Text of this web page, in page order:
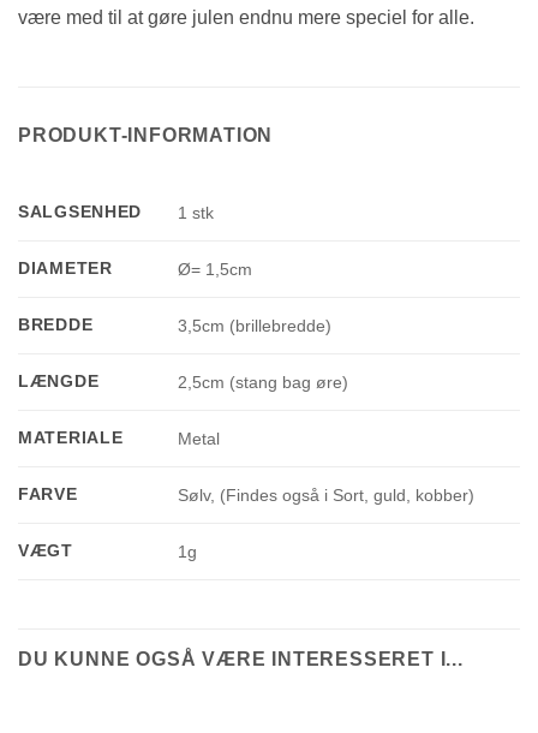
være med til at gøre julen endnu mere speciel for alle.
PRODUKT-INFORMATION
SALGSENHED 1 stk
DIAMETER Ø= 1,5cm
BREDDE 3,5cm (brillebredde)
LÆNGDE 2,5cm (stang bag øre)
MATERIALE Metal
FARVE Sølv, (Findes også i Sort, guld, kobber)
VÆGT 1g
DU KUNNE OGSÅ VÆRE INTERESSERET I...